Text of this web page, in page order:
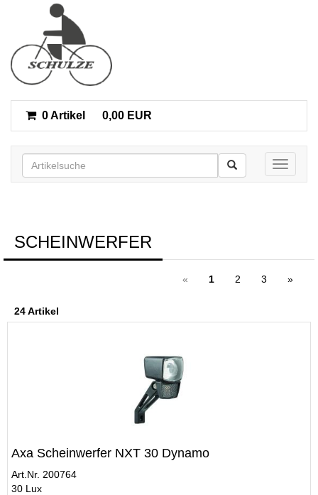
0 Artikel 0,00 EUR
Toggle
SCHEINWERFER
« 1 2 3 »
24 Artikel
Axa Scheinwerfer NXT 30 Dynamo
Art.Nr. 200764
30 Lux